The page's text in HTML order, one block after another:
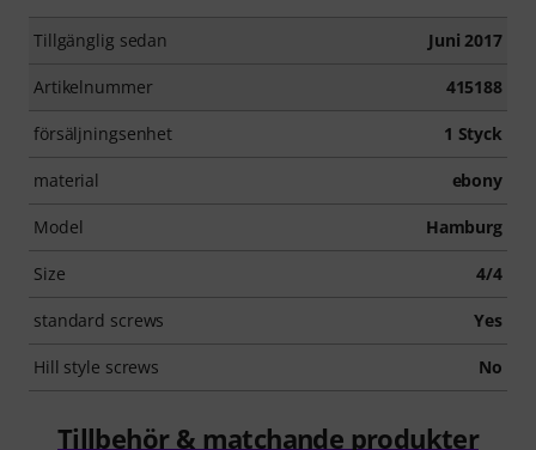
Tillgänglig sedan Juni 2017
Artikelnummer 415188
försäljningsenhet 1 Styck
material ebony
Model Hamburg
Size 4/4
standard screws Yes
Hill style screws No
Tillbehör & matchande produkter